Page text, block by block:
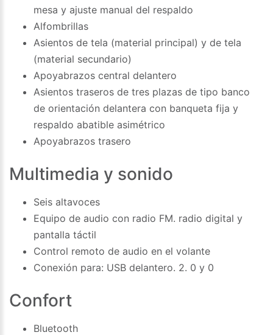
mesa y ajuste manual del respaldo
Alfombrillas
Asientos de tela (material principal) y de tela
(material secundario)
Apoyabrazos central delantero
Asientos traseros de tres plazas de tipo banco
de orientación delantera con banqueta fija y
respaldo abatible asimétrico
Apoyabrazos trasero
Multimedia y sonido
Seis altavoces
Equipo de audio con radio FM. radio digital y
pantalla táctil
Control remoto de audio en el volante
Conexión para: USB delantero. 2. 0 y 0
Confort
Bluetooth